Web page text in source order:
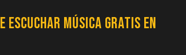
Música Gratis en